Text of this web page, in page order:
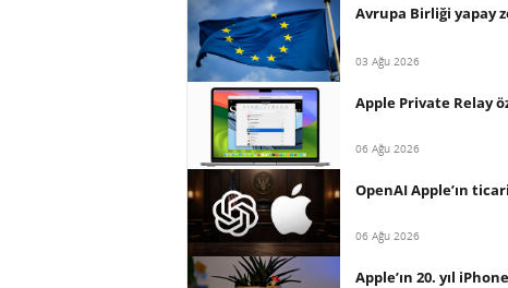
Avrupa Birliği yapay
03 Ağu 2026
Apple Private Relay
06 Ağu 2026
OpenAI Apple’ın
06 Ağu 2026
Apple’ın 20. yıl